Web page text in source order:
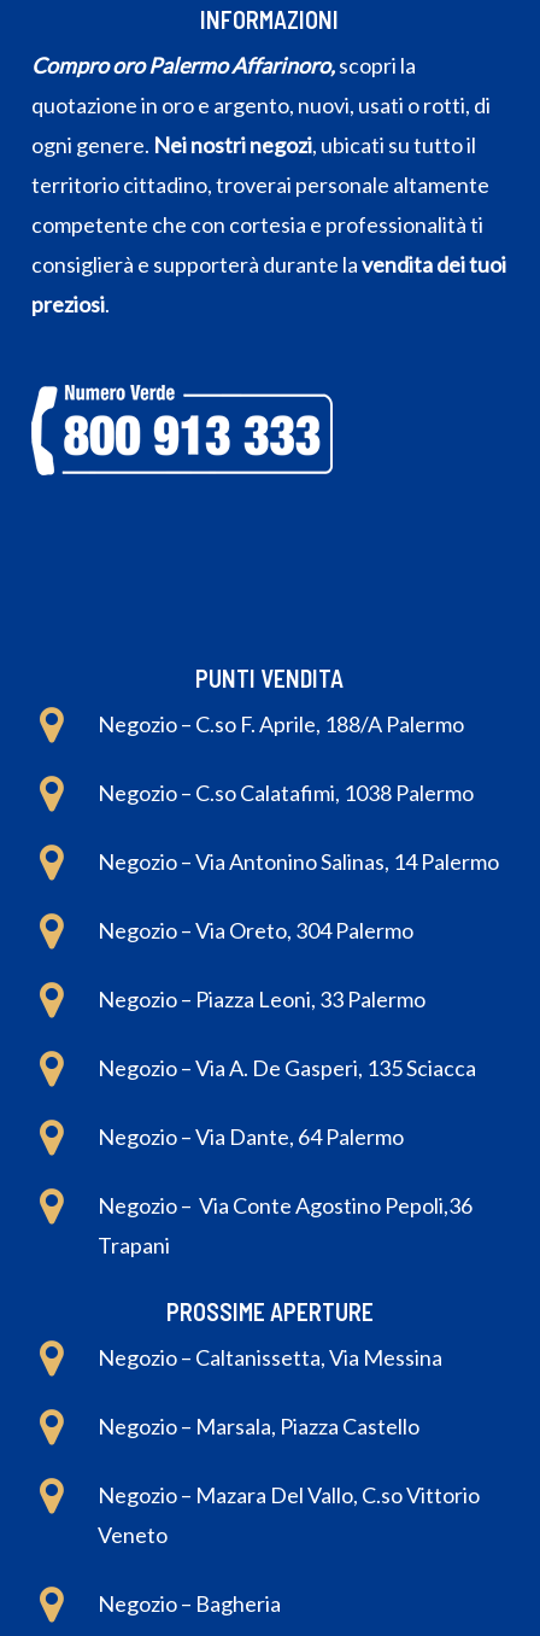
INFORMAZIONI
Compro oro Palermo Affarinoro,scopri la
quotazione in oro e argento, nuovi, usati o rotti, di
ogni genere. Nei nostri negozi, ubicati su tutto il
territorio cittadino, troverai personale altamente
competente che con cortesia e professionalità ti
consiglierà e supporterà durante lavendita dei tuoi
preziosi.
PUNTI VENDITA
Negozio – C.so F. Aprile, 188/A Palermo
Negozio – C.so Calatafimi, 1038 Palermo
Negozio – Via Antonino Salinas, 14 Palermo
Negozio – Via Oreto, 304 Palermo
Negozio – Piazza Leoni, 33 Palermo
Negozio – Via A. De Gasperi, 135 Sciacca
Negozio – Via Dante, 64 Palermo
Negozio – Via Conte Agostino Pepoli,36
Trapani
PROSSIME APERTURE
Negozio – Caltanissetta, Via Messina
Negozio – Marsala, Piazza Castello
Negozio – Mazara Del Vallo, C.so Vittorio
Veneto
Negozio – Bagheria